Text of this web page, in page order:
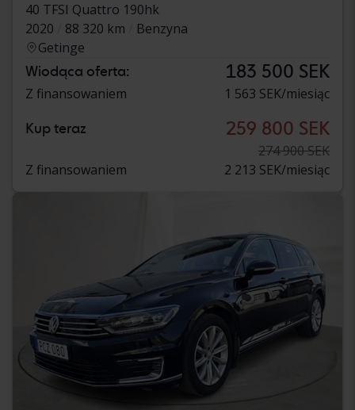
40 TFSI Quattro 190hk
2020
88 320 km
Benzyna
Getinge
Wiodąca oferta: 183 500 SEK
Z finansowaniem 1 563 SEK/miesiąc
Kup teraz 259 800 SEK
274 900 SEK
Z finansowaniem
2 213 SEK/miesiąc